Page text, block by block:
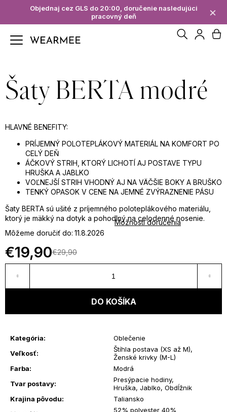
Objednaj cez GLS do 20:00, doručenie nasledujúci
pracovný deň
×
Hľadať
Šaty BERTA modré
HLAVNÉ BENEFITY:
PRÍJEMNÝ POLOTEPLÁKOVÝ MATERIÁL NA KOMFORT PO
CELÝ DEŇ
ÁČKOVÝ STRIH, KTORÝ LICHOTÍ AJ POSTAVE TYPU
HRUŠKA A JABLKO
VOĽNEJŠÍ STRIH VHODNÝ AJ NA VÄČŠIE BOKY A BRUŠKO
TENKÝ OPASOK V CENE NA JEMNÉ ZVÝRAZNENIE PÁSU
Šaty BERTA sú ušité z príjemného poloteplákového materiálu,
ktorý je mäkký na dotyk a pohodlný na celodenné nosenie.
Môžeme doručiť do: 11.8.2026
Možnosti doručenia
€29,90
€19,90
cena:
DO KOŠÍKA
Kategória:
Oblečenie
Veľkosť: Štíhla postava (XS až M),
Ženské krivky (M-L)
Farba:
Modrá
Tvar postavy:
Presýpacie hodiny,
Hruška, Jablko, Obdĺžnik
Krajina pôvodu:
Taliansko
52% polyester 40%
k
Späť
Späť
o
o
e
b
u
e
t
n